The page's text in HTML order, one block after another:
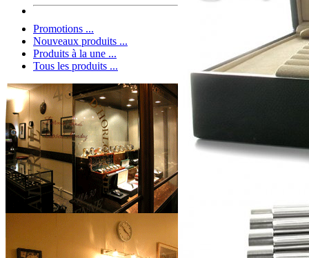
Promotions ...
Nouveaux produits ...
Produits à la une ...
Tous les produits ...